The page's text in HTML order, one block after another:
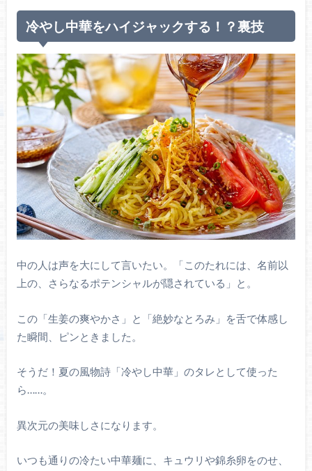
冷やし中華をハイジャックする！？裏技
中の人は声を大にして言いたい。「このたれには、名前以
上の、さらなるポテンシャルが隠されている」と。
この「生姜の爽やかさ」と「絶妙なとろみ」を舌で体感し
た瞬間、ピンときました。
そうだ！夏の風物詩「冷やし中華」のタレとして使った
ら……。
異次元の美味しさになります。
いつも通りの冷たい中華麺に、キュウリや錦糸卵をのせ、